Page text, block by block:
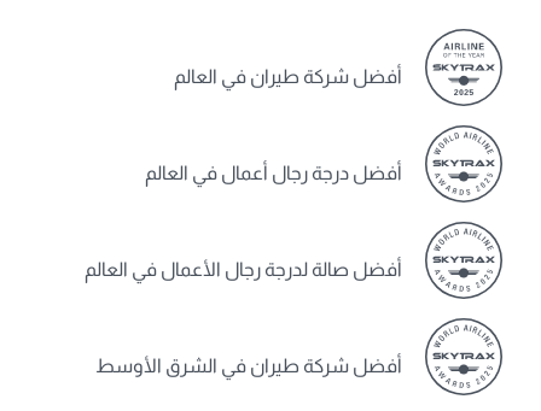
أفضل شركة طيران في العالم
أفضل درجة رجال أعمال في العالم
أفضل صالة لدرجة رجال الأعمال في العالم
أفضل شركة طيران في الشرق الأوسط